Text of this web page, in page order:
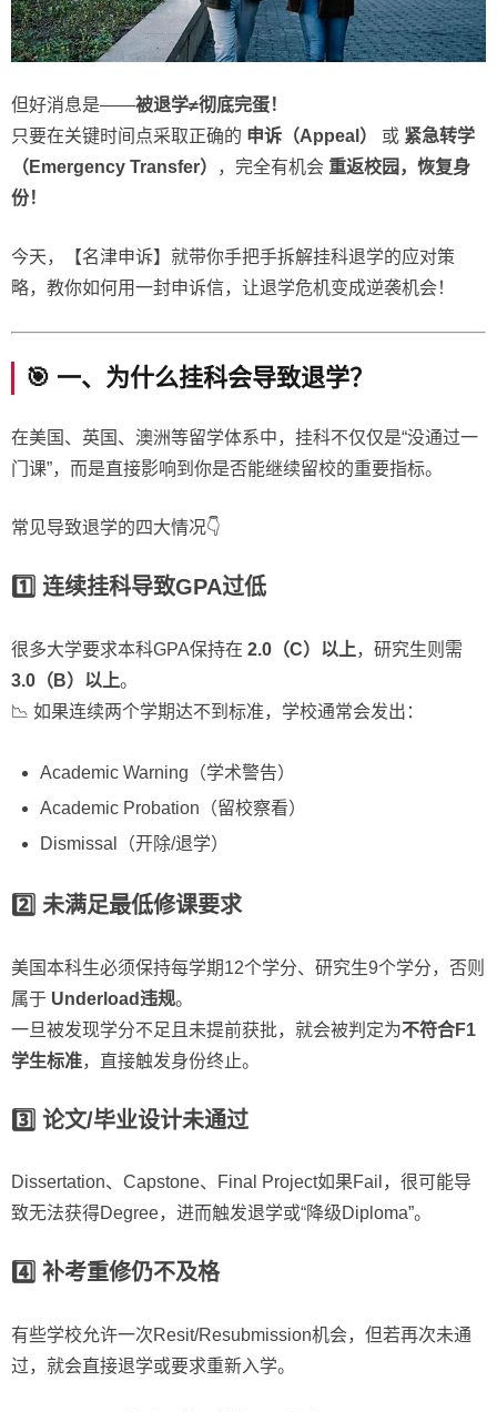
但好消息是——被退学≠彻底完蛋！
只要在关键时间点采取正确的 申诉（Appeal） 或 紧急转学
（Emergency Transfer）
，完全有机会 重返校园，恢复身
份！
今天，【名津申诉】就带你手把手拆解挂科退学的应对策
略，教你如何用一封申诉信，让退学危机变成逆袭机会！
🎯 一、为什么挂科会导致退学？
在美国、英国、澳洲等留学体系中，挂科不仅仅是“没通过一
门课”，而是直接影响到你是否能继续留校的重要指标。
常见导致退学的四大情况👇
1️⃣ 连续挂科导致GPA过低
很多大学要求本科GPA保持在 2.0（C）以上，研究生则需
3.0（B）以上。
📉 如果连续两个学期达不到标准，学校通常会发出：
Academic Warning（学术警告）
Academic Probation（留校察看）
Dismissal（开除/退学）
2️⃣ 未满足最低修课要求
美国本科生必须保持每学期12个学分、研究生9个学分，否则
属于 Underload违规。
一旦被发现学分不足且未提前获批，就会被判定为不符合F1
学生标准，直接触发身份终止。
3️⃣ 论文/毕业设计未通过
Dissertation、Capstone、Final Project如果Fail，很可能导
致无法获得Degree，进而触发退学或“降级Diploma”。
4️⃣ 补考重修仍不及格
有些学校允许一次Resit/Resubmission机会，但若再次未通
过，就会直接退学或要求重新入学。